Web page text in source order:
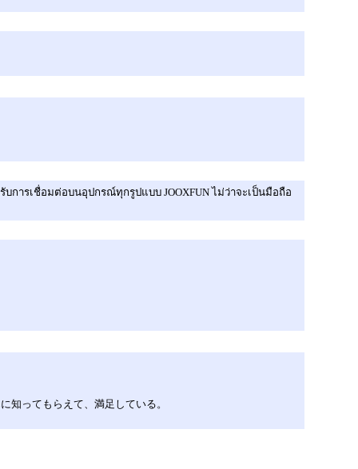
การเชื่อมต่อบนอุปกรณ์ทุกรูปแบบ JOOXFUN ไม่ว่าจะเป็นมือถือ
知ってもらえて、満足している。